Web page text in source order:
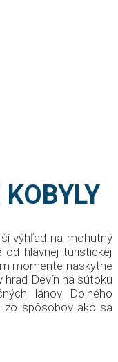
KOBYLY
výhľad na mohutný
od hlavnej turistickej
momente naskytne
Devín na sútoku
lánov Dolného
zo spôsobov ako sa